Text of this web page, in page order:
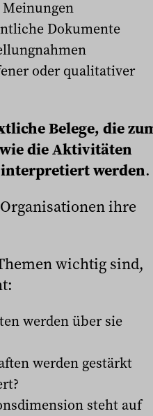
Meinungen
Dokumente
oder qualitativer
Belege, die
die Aktivitäten
werden.
ihre
wichtig sind,
werden über sie
werden gestärkt
steht auf